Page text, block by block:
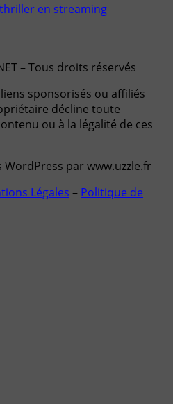
thriller en streaming
– Tous droits réservés
sponsorisés ou affiliés
décline toute
ou à la légalité de ces
par www.uzzle.fr
Légales – Politique de